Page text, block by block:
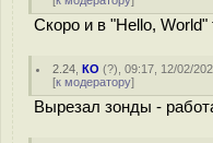
Скоро и в "Hello,
2.24 ,КО (?), 09:17, 12/02/
[к модератору]
Вырезал зонды -